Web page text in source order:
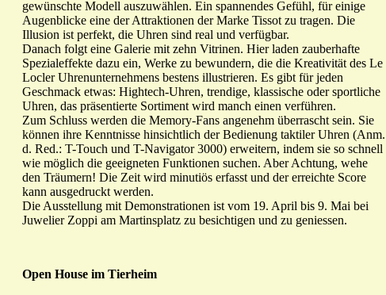
gewünschte Modell auszuwählen. Ein spannendes Gefühl, für einige
Augenblicke eine der Attraktionen der Marke Tissot zu tragen. Die
Illusion ist perfekt, die Uhren sind real und verfügbar.
Danach folgt eine Galerie mit zehn Vitrinen. Hier laden zauberhafte
Spezialeffekte dazu ein, Werke zu bewundern, die die Kreativität des Le
Locler Uhrenunternehmens bestens illustrieren. Es gibt für jeden
Geschmack etwas: Hightech-Uhren, trendige, klassische oder sportliche
Uhren, das präsentierte Sortiment wird manch einen verführen.
Zum Schluss werden die Memory-Fans angenehm überrascht sein. Sie
können ihre Kenntnisse hinsichtlich der Bedienung taktiler Uhren (Anm.
d. Red.: T-Touch und T-Navigator 3000) erweitern, indem sie so schnell
wie möglich die geeigneten Funktionen suchen. Aber Achtung, wehe
den Träumern! Die Zeit wird minutiös erfasst und der erreichte Score
kann ausgedruckt werden.
Die Ausstellung mit Demonstrationen ist vom 19. April bis 9. Mai bei
Juwelier Zoppi am Martinsplatz zu besichtigen und zu geniessen.
Open House im Tierheim